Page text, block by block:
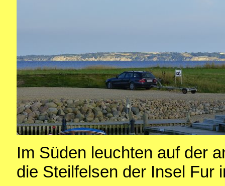
Im Süden leuchten auf der
die Steilfelsen der Insel Fur